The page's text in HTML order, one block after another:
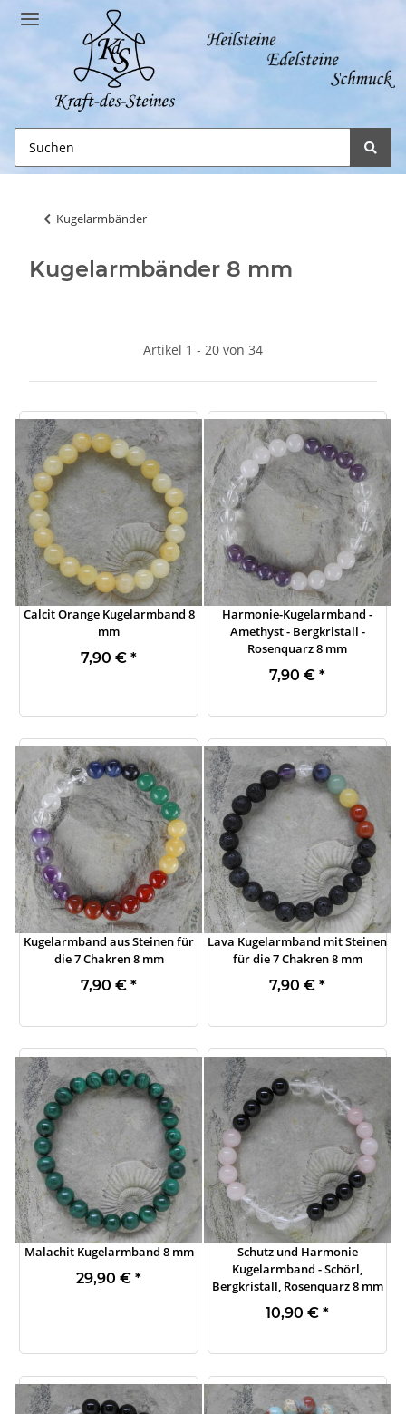
Kugelarmbänder
Kugelarmbänder 8 mm
Artikel 1 - 20 von 34
Calcit Orange Kugelarmband 8
mm
7,90 € *
Harmonie-Kugelarmband -
Amethyst - Bergkristall -
Rosenquarz 8 mm
7,90 € *
Kugelarmband aus Steinen für
die 7 Chakren 8 mm
7,90 € *
Lava Kugelarmband mit Steinen
für die 7 Chakren 8 mm
7,90 € *
Malachit Kugelarmband 8 mm
29,90 € *
Schutz und Harmonie
Kugelarmband - Schörl,
Bergkristall, Rosenquarz 8 mm
10,90 € *